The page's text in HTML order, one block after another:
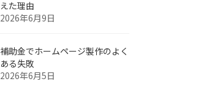
えた理由
2026年6月9日
補助金でホームページ製作のよく
ある失敗
2026年6月5日